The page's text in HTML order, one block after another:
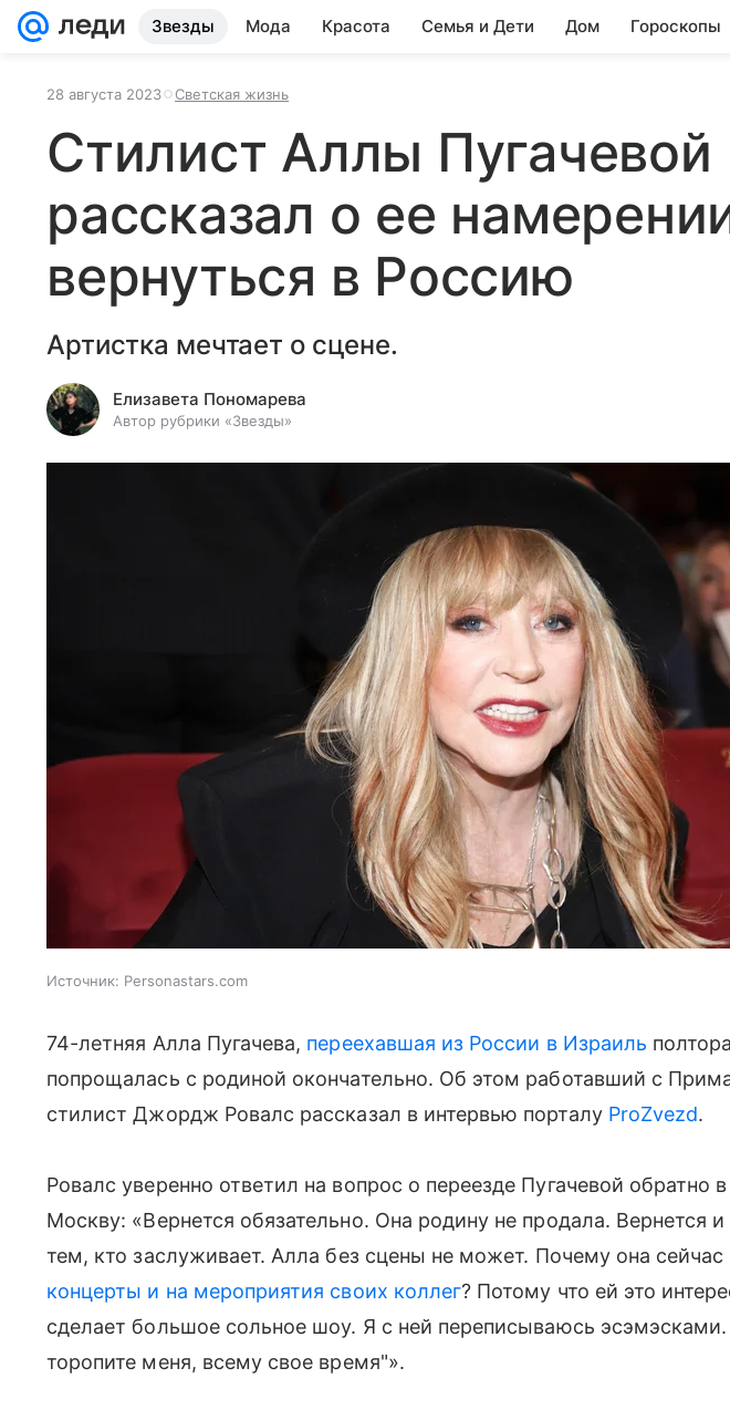
Звезды Мода Красота Семья и Дети Дом Гороскопы
28 августа 2023 Светская жизнь
Стилист Аллы Пугачевой
рассказал о ее
вернуться в Россию
Артистка мечтает о сцене.
Елизавета Пономарева
Автор рубрики «Звезды»
Источник: Personastars.com
74-летняя Алла Пугачева, переехавшая из России в Израиль
попрощалась с родиной окончательно. Об этом работавший с
стилист Джордж Ровалс рассказал в интервью порталу ProZvezd.
Ровалс уверенно ответил на вопрос о переезде Пугачевой обратно в
Москву: «Вернется обязательно. Она родину не продала. Вернется
тем, кто заслуживает. Алла без сцены не может. Почему она сейчас
концерты и на мероприятия своих коллег? Потому что ей это
сделает большое сольное шоу. Я с ней переписываюсь
торопите меня, всему свое время"».